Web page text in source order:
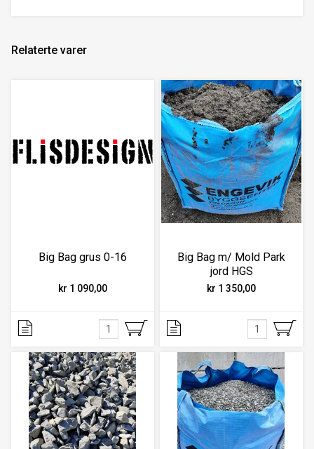
Relaterte varer
Big Bag grus 0-16
kr 1 090,00
Big Bag m/ Mold Park
jord HGS
kr 1 350,00